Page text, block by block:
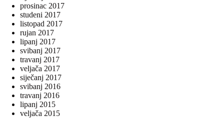
prosinac 2017
studeni 2017
listopad 2017
rujan 2017
lipanj 2017
svibanj 2017
travanj 2017
veljača 2017
siječanj 2017
svibanj 2016
travanj 2016
lipanj 2015
veljača 2015